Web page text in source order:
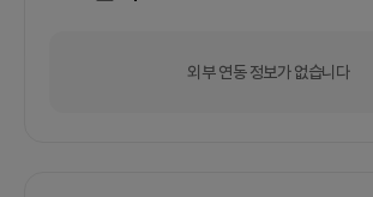
외부 연동 정보가 없습니다